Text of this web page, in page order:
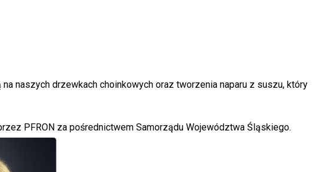
naszych drzewkach choinkowych oraz tworzenia naparu z suszu, który
PFRON za pośrednictwem Samorządu Województwa Śląskiego.